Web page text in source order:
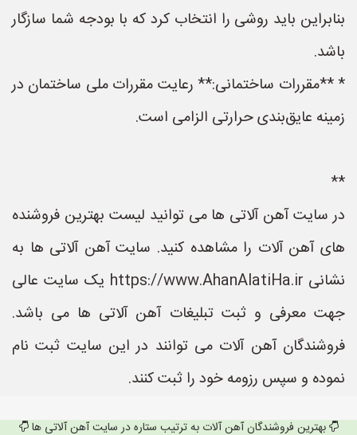
بنابراین باید روشی را انتخاب کرد که با بودجه شما سازگار
باشد.
* **مقررات ساختمانی:** رعایت مقررات ملی ساختمان در
زمینه عایق‌بندی حرارتی الزامی است.
**
در سایت آهن آلاتی ها می توانید لیست بهترین فروشنده
های آهن آلات را مشاهده کنید. سایت آهن آلاتی ها به
نشانی https://www.AhanAlatiHa.ir یک سایت عالی
جهت معرفی و ثبت تبلیغات آهن آلاتی ها می باشد.
فروشندگان آهن آلات می توانند در این سایت ثبت نام
نموده و سپس رزومه خود را ثبت کنند.
بهترین فروشندگان آهن آلات به ترتیب ستاره در سایت آهن آلاتی ها